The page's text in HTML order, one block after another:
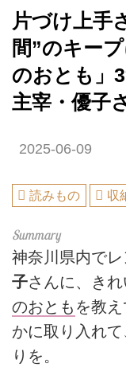
片づけ上手
間”のキー
のおとも」
主宰・優子
2025-06-09
読みもの 収
神奈川県内で
子さんに、き
のおとも を教
かに取り入れ
りを。